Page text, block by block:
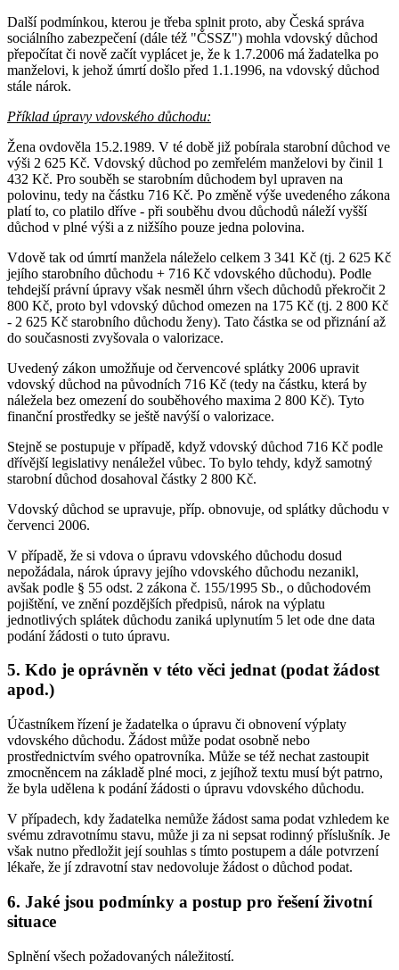
Další podmínkou, kterou je třeba splnit proto, aby Česká správa
sociálního zabezpečení (dále též "ČSSZ") mohla vdovský důchod
přepočítat či nově začít vyplácet je, že k 1.7.2006 má žadatelka po
manželovi, k jehož úmrtí došlo před 1.1.1996, na vdovský důchod
stále nárok.
Příklad úpravy vdovského důchodu:
Žena ovdověla 15.2.1989. V té době již pobírala starobní důchod ve
výši 2 625 Kč. Vdovský důchod po zemřelém manželovi by činil 1
432 Kč. Pro souběh se starobním důchodem byl upraven na
polovinu, tedy na částku 716 Kč. Po změně výše uvedeného zákona
platí to, co platilo dříve - při souběhu dvou důchodů náleží vyšší
důchod v plné výši a z nižšího pouze jedna polovina.
Vdově tak od úmrtí manžela náleželo celkem 3 341 Kč (tj. 2 625 Kč
jejího starobního důchodu + 716 Kč vdovského důchodu). Podle
tehdejší právní úpravy však nesměl úhrn všech důchodů překročit 2
800 Kč, proto byl vdovský důchod omezen na 175 Kč (tj. 2 800 Kč
- 2 625 Kč starobního důchodu ženy). Tato částka se od přiznání až
do současnosti zvyšovala o valorizace.
Uvedený zákon umožňuje od červencové splátky 2006 upravit
vdovský důchod na původních 716 Kč (tedy na částku, která by
náležela bez omezení do souběhového maxima 2 800 Kč). Tyto
finanční prostředky se ještě navýší o valorizace.
Stejně se postupuje v případě, když vdovský důchod 716 Kč podle
dřívější legislativy nenáležel vůbec. To bylo tehdy, když samotný
starobní důchod dosahoval částky 2 800 Kč.
Vdovský důchod se upravuje, příp. obnovuje, od splátky důchodu v
červenci 2006.
V případě, že si vdova o úpravu vdovského důchodu dosud
nepožádala, nárok úpravy jejího vdovského důchodu nezanikl,
avšak podle § 55 odst. 2 zákona č. 155/1995 Sb., o důchodovém
pojištění, ve znění pozdějších předpisů, nárok na výplatu
jednotlivých splátek důchodu zaniká uplynutím 5 let ode dne data
podání žádosti o tuto úpravu.
5. Kdo je oprávněn v této věci jednat (podat žádost
apod.)
Účastníkem řízení je žadatelka o úpravu či obnovení výplaty
vdovského důchodu. Žádost může podat osobně nebo
prostřednictvím svého opatrovníka. Může se též nechat zastoupit
zmocněncem na základě plné moci, z jejíhož textu musí být patrno,
že byla udělena k podání žádosti o úpravu vdovského důchodu.
V případech, kdy žadatelka nemůže žádost sama podat vzhledem ke
svému zdravotnímu stavu, může ji za ni sepsat rodinný příslušník. Je
však nutno předložit její souhlas s tímto postupem a dále potvrzení
lékaře, že jí zdravotní stav nedovoluje žádost o důchod podat.
6. Jaké jsou podmínky a postup pro řešení životní
situace
Splnění všech požadovaných náležitostí.